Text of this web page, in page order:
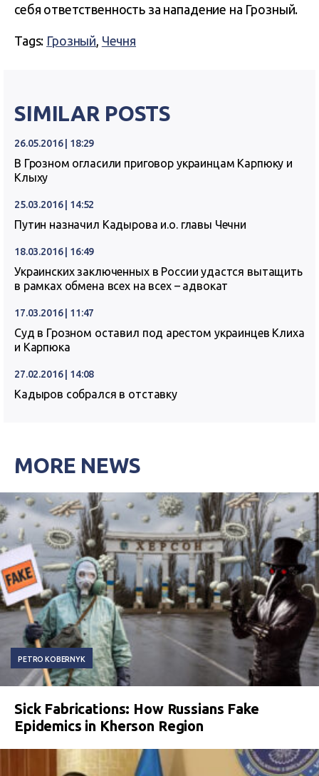
себя ответственность за нападение на Грозный.
Tags: Грозный, Чечня
SIMILAR POSTS
26.05.2016 | 18:29
В Грозном огласили приговор украинцам Карпюку и
Клыху
25.03.2016 | 14:52
Путин назначил Кадырова и.о. главы Чечни
18.03.2016 | 16:49
Украинских заключенных в России удастся вытащить
в рамках обмена всех на всех – адвокат
17.03.2016 | 11:47
Суд в Грозном оставил под арестом украинцев Клиха
и Карпюка
27.02.2016 | 14:08
Кадыров собрался в отставку
MORE NEWS
PETRO KOBERNYK
Sick Fabrications: How Russians Fake
Epidemics in Kherson Region